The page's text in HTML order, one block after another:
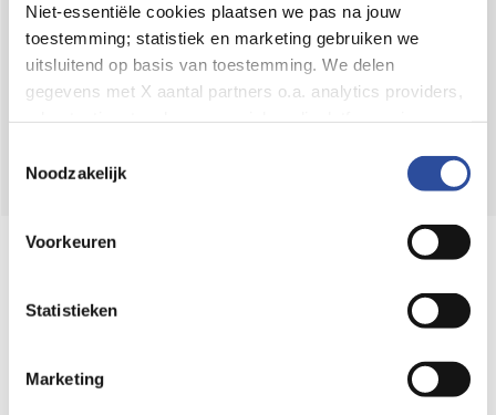
Niet-essentiële cookies plaatsen we pas na jouw
toestemming; statistiek en marketing gebruiken we
uitsluitend op basis van toestemming. We delen
gegevens met X aantal partners o.a. analytics providers,
en de bewaartermijnen per categorie. Je kunt je keuze op
gegevensverwerking staat in de
Privacyverklaring
Noodzakelijk
Voorkeuren
Statistieken
Marketing
Assortiment
VolgDAop:
Online aanbieder medicijnen
webshop mag verkopen.
⁠Verantwoorde zorg, ⁠ook online.